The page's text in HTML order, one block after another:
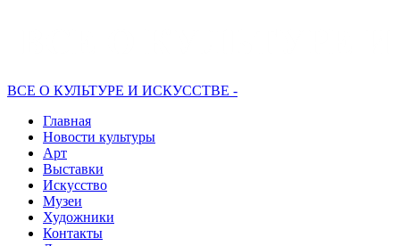
ВСЕ О КУЛЬТУРЕ И ИСКУССТВЕ -
Главная
Новости культуры
Арт
Выставки
Искусство
Музеи
Художники
Контакты